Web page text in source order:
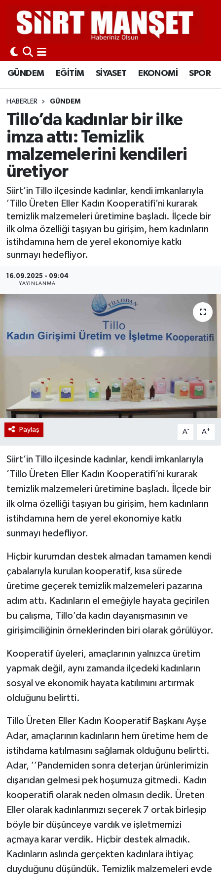
GÜNDEM EĞİTİM SİYASET EKONOMİ SPOR
HABERLER GÜNDEM
Tillo’da kadınlar bir ilke
imza attı: Temizlik
malzemelerini kendileri
üretiyor
Siirt’in Tillo ilçesinde kadınlar, kendi imkanlarıyla
’Tillo Üreten Eller Kadın Kooperatifi’ni kurarak
temizlik malzemeleri üretimine başladı. İlçede bir
ilk olma özelliği taşıyan bu girişim, hem kadınların
istihdamına hem de yerel ekonomiye katkı
sunmayı hedefliyor.
16.09.2025 - 09:04
YAYINLANMA
Paylaş A- A+
Siirt’in Tillo ilçesinde kadınlar, kendi imkanlarıyla
’Tillo Üreten Eller Kadın Kooperatifi’ni kurarak
temizlik malzemeleri üretimine başladı. İlçede bir
ilk olma özelliği taşıyan bu girişim, hem kadınların
istihdamına hem de yerel ekonomiye katkı
sunmayı hedefliyor.
Hiçbir kurumdan destek almadan tamamen kendi
çabalarıyla kurulan kooperatif, kısa sürede
üretime geçerek temizlik malzemeleri pazarına
adım attı. Kadınların el emeğiyle hayata geçirilen
bu çalışma, Tillo’da kadın dayanışmasının ve
girişimciliğinin örneklerinden biri olarak görülüyor.
Kooperatif üyeleri, amaçlarının yalnızca üretim
yapmak değil, aynı zamanda ilçedeki kadınların
sosyal ve ekonomik hayata katılımını artırmak
olduğunu belirtti.
Tillo Üreten Eller Kadın Kooperatif Başkanı Ayşe
Adar, amaçlarının kadınların hem üretime hem de
istihdama katılmasını sağlamak olduğunu belirtti.
Adar, ’’Pandemiden sonra deterjan ürünlerimizin
dışarıdan gelmesi pek hoşumuza gitmedi. Kadın
kooperatifi olarak neden olmasın dedik. Üreten
Eller olarak kadınlarımızı seçerek 7 ortak birleşip
böyle bir düşünceye vardık ve işletmemizi
açmaya karar verdik. Hiçbir destek almadık.
Kadınların aslında gerçekten kadınlara ihtiyaç
duyduğunu düşündük. Temizlik malzemeleri evde
GÜNDEM
EĞİTİM
SİYASET
EKONOMİ
SPOR
İLÇELER
KÜLTÜR-SANAT
SAĞLIK-YAŞAM
Siirt Nöbetçi Eczaneler
Siirt Hava Durumu
Siirt Namaz Vakitleri
Siirt Trafik Yoğunluk Haritası
Süper Lig Puan Durumu ve Fikstür
Tüm Manşetler
Son Dakika Haberleri
Haber Arşivi